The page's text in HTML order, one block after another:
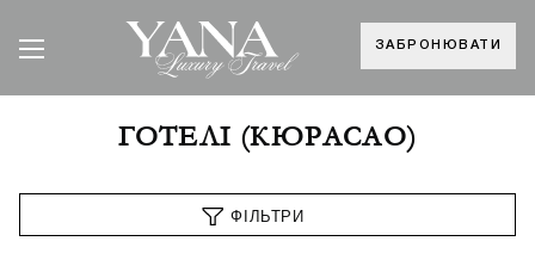
ЗАБРОНЮВАТИ
ГОТЕЛІ (КЮРАСАО)
ФІЛЬТРИ